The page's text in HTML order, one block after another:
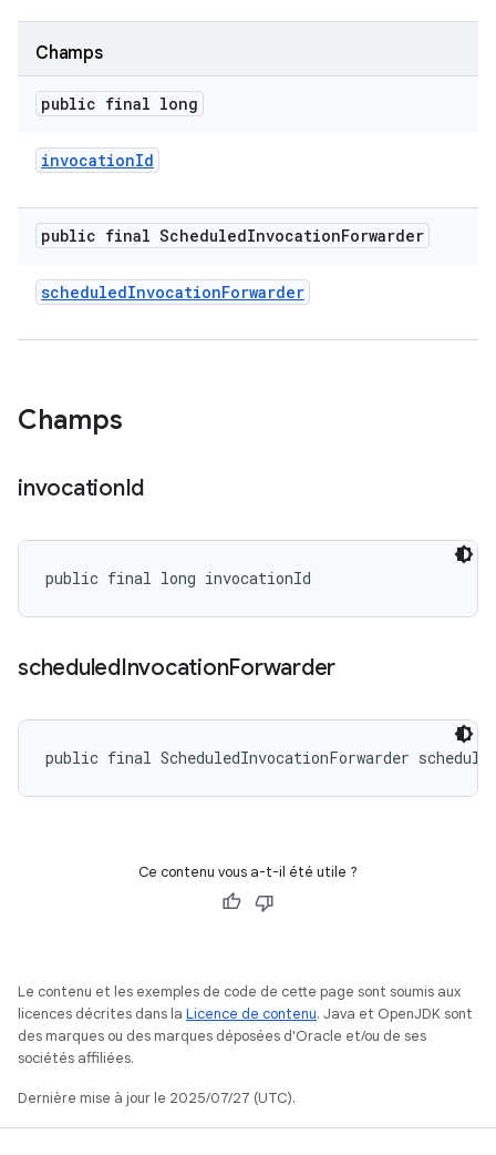
Champs
public final long
invocationId
public final ScheduledInvocationForwarder
scheduledInvocationForwarder
Champs
invocationId
public final long invocationId
scheduledInvocationForwarder
public final ScheduledInvocationForwarder
Ce contenu vous a-t-il été utile ?
Le contenu et les exemples de code de cette page sont soumis aux
licences décrites dans la Licence de contenu. Java et OpenJDK sont
des marques ou des marques déposées d'Oracle et/ou de ses
sociétés affiliées.
Dernière mise à jour le 2025/07/27 (UTC).